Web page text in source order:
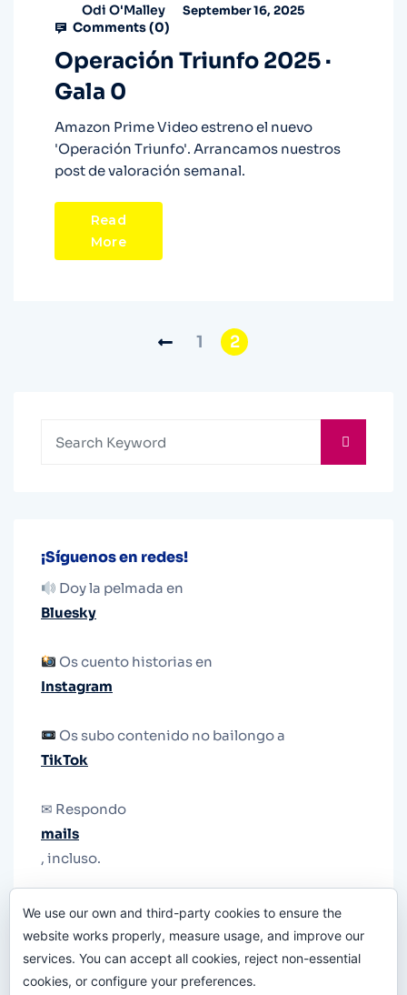
Odi O'Malley September 16, 2025
Comments (0)
Operación Triunfo 2025 ·
Gala 0
Amazon Prime Video estreno el nuevo
'Operación Triunfo'. Arrancamos nuestros
post de valoración semanal.
Read
More
1 2
¡Síguenos en redes!
Doy la pelmada en
Bluesky
Os cuento historias en
Instagram
Os subo contenido no bailongo a
TikTok
✉ Respondo
mails
, incluso.
le quiten el teléfono.
We use our own and third-party cookies to ensure the
website works properly, measure usage, and improve our
services. You can accept all cookies, reject non-essential
cookies, or configure your preferences.